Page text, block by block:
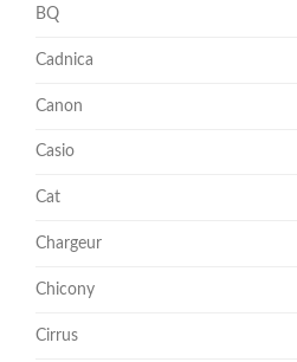
BQ
Cadnica
Canon
Casio
Cat
Chargeur
Chicony
Cirrus